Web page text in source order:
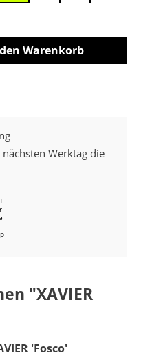
gewünschten
Warenkorb
Werktag die
"XAVIER
'Fosco'